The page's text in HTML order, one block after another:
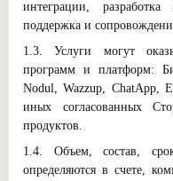
интеграции,
поддержка и
1.3. Услуги могут
программ и платформ:
Nodul, Wazzup, ChatApp,
иных согласованных
продуктов.
1.4. Объем, состав,
определяются в счете,